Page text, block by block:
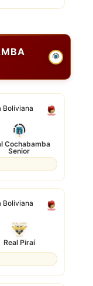
Boliviana
Cochabamba
Senior
Boliviana
Real Piraí